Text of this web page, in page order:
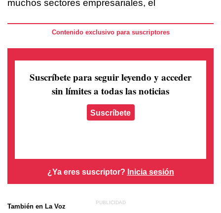
muchos sectores empresariales, el
Contenido exclusivo para suscriptores
Suscríbete para seguir leyendo y acceder
sin límites a todas las noticias
Suscríbete
¿Ya eres suscriptor? Inicia sesión
También en La Voz